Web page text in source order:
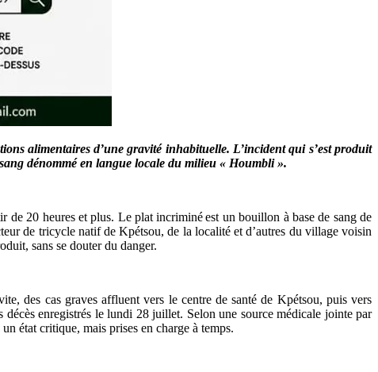
alimentaires d’une gravité inhabituelle. L’incident qui s’est produit
dénommé en langue locale du milieu « Houmbli ».
20 heures et plus. Le plat incriminé est un bouillon à base de sang de
de tricycle natif de Kpétsou, de la localité et d’autres du village voisin
sans se douter du danger.
des cas graves affluent vers le centre de santé de Kpétsou, puis vers
enregistrés le lundi 28 juillet. Selon une source médicale jointe par
état critique, mais prises en charge à temps.